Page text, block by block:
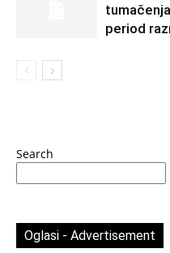
period
Search
Oglasi - Advertisement